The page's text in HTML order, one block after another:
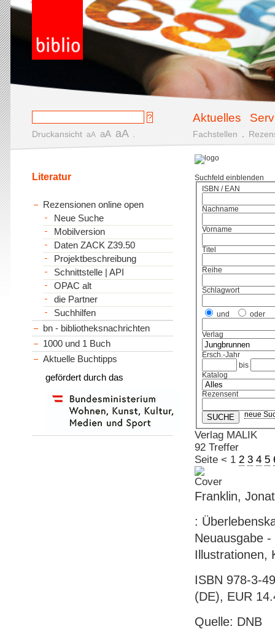
Aktuelles
Druckansicht aA aA aA Fachstellen
Suchfeld einblenden
ISBN / EAN
Nachname
Vorname
Titel
Reihe
Schlagwort
und oder
Verlag
Ersch.-Jahr
bis
Katalog
Rezensent
neue
Verlag MALIK
92 Treffer
Seite < 1 2 3 4 5
Franklin,
:
Neuausgabe
Illustrationen,
ISBN 978-3-
(DE), EUR
Quelle: DNB
Literatur
Rezensionen online open
Neue Suche
Mobilversion
Daten ZACK Z39.50
Projektbeschreibung
Schnittstelle | API
OPAC alt
die Partner
Suchhilfen
bn - bibliotheksnachrichten
1000 und 1 Buch
Aktuelle Buchtipps
gefördert durch das